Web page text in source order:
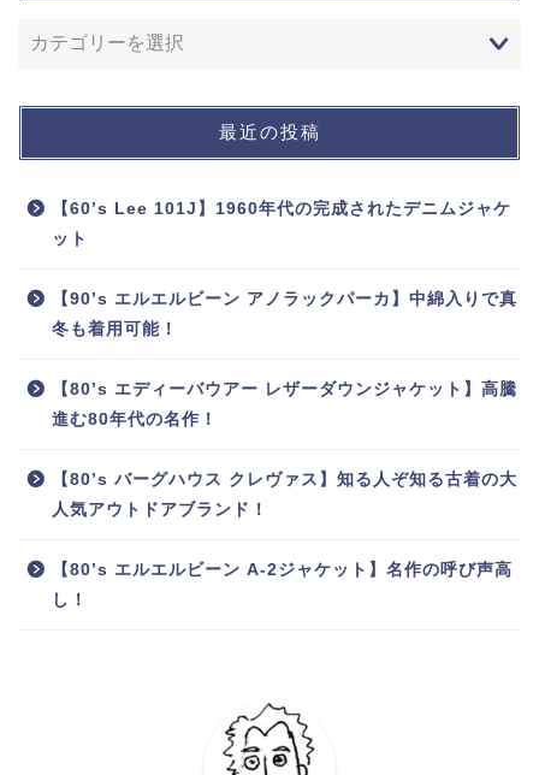
最近の投稿
【60’s Lee 101J】1960年代の完成されたデニムジャケ
ット
【90’s エルエルビーン アノラックパーカ】中綿入りで真
冬も着用可能！
【80’s エディーバウアー レザーダウンジャケット】高騰
進む80年代の名作！
【80’s バーグハウス クレヴァス】知る人ぞ知る古着の大
人気アウトドアブランド！
【80’s エルエルビーン A-2ジャケット】名作の呼び声高
し！